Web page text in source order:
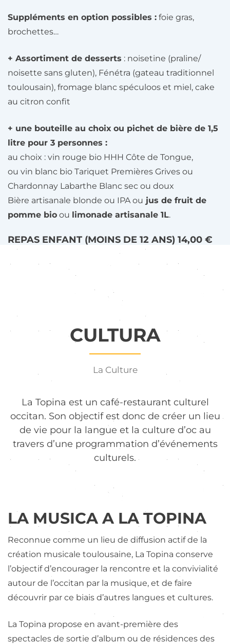
Suppléments en option possibles : foie gras,
brochettes…
+ Assortiment de desserts : noisetine (praline/
noisette sans gluten), Fénétra (gateau traditionnel
toulousain), fromage blanc spéculoos et miel, cake
au citron confit
+ une bouteille au choix ou pichet de bière de 1,5
litre pour 3 personnes :
au choix : vin rouge bio HHH Côte de Tongue,
ou vin blanc bio Tariquet Premières Grives ou
Chardonnay Labarthe Blanc sec ou doux
Bière artisanale blonde ou IPA ou jus de fruit de
pomme bio ou limonade artisanale 1L.
REPAS ENFANT (MOINS DE 12 ANS) 14,00 €
CULTURA
La Culture
La Topina est un café-restaurant culturel
occitan. Son objectif est donc de créer un lieu
de vie pour la langue et la culture d’oc au
travers d’une programmation d’événements
culturels.
LA MUSICA A LA TOPINA
Reconnue comme un lieu de diffusion actif de la
création musicale toulousaine, La Topina conserve
l’objectif d’encourager la rencontre et la convivialité
autour de l’occitan par la musique, et de faire
découvrir par ce biais d’autres langues et cultures.
La Topina propose en avant-première des
spectacles de sortie d’album ou de résidences des